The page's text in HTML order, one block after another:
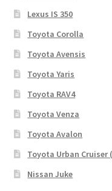
Lexus IS 350
Toyota Corolla
Toyota Avensis
Toyota Yaris
Toyota RAV4
Toyota Venza
Toyota Avalon
Toyota Urban Cruiser
Nissan Juke